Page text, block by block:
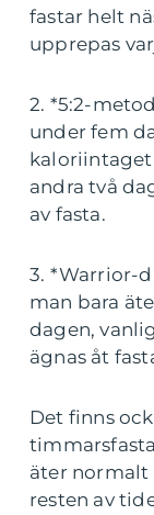
fastar helt
upprepas
2. *5:2-
under fem
andra två
av fasta.
3. *Warrior-
man bara
dagen,
ägnas åt
Det finns
äter normalt
resten av